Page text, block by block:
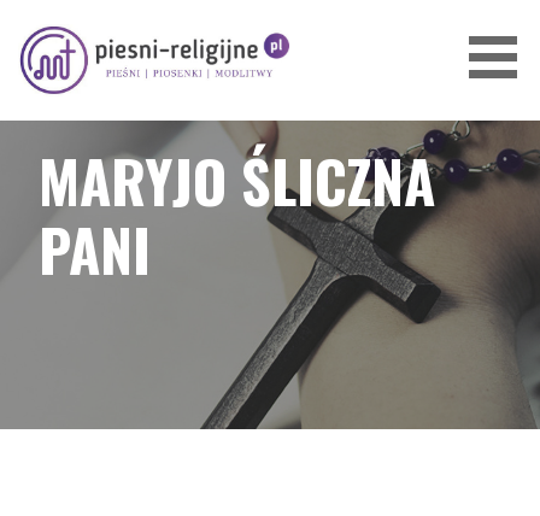
treści
PIOSENKI I PIEŚNI RELIGIJNE
MARYJO ŚLICZNA
PANI